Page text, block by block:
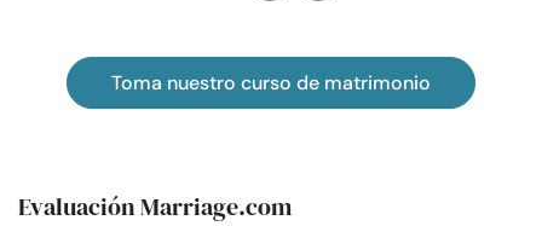
Toma nuestro curso de matrimonio
Evaluación Marriage.com